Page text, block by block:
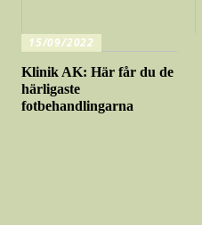
15/09/2022
Klinik AK: Här får du de
härligaste
fotbehandlingarna